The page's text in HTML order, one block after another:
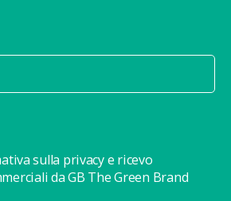
sulla privacy e ricevo
da GB The Green Brand